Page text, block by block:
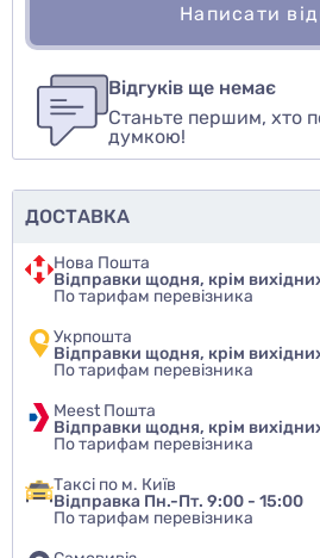
Написати
авторизуйтесьили войдите
Оцінити товар
Відгуків ще немає
Станьте першим, хто
думкою!
ДОСТАВКА
Нова Пошта
Відправки щодня, крім
По тарифам перевізника
Укрпошта
Відправки щодня, крім
По тарифам перевізника
Meest Пошта
Відправки щодня, крім
По тарифам перевізника
Таксі по м. Київ
Відправка Пн.-Пт. 9:00 - 15:00
По тарифам перевізника